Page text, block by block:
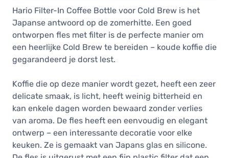
Hario Filter-In Coffee Bottle voor Cold Brew is het
Japanse antwoord op de zomerhitte. Een goed
ontworpen fles met filter is de perfecte manier om
een heerlijke Cold Brew te bereiden – koude koffie die
gegarandeerd je dorst lest.
Koffie die op deze manier wordt gezet, heeft een zeer
delicate smaak, is licht, heeft weinig bitterheid en
kan enkele dagen worden bewaard zonder verlies
van aroma. De fles heeft een eenvoudig en elegant
ontwerp – een interessante decoratie voor elke
keuken. Ze is gemaakt van Japans glas en silicone.